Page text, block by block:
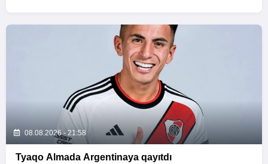
08.08.2026 - 21:58
Tyaqo Almada Argentinaya qayıtdı